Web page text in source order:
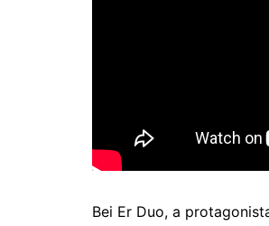
Bei Er Duo, a